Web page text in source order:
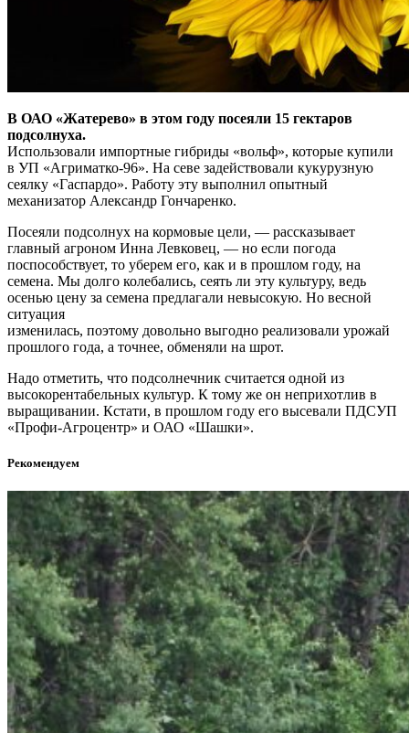
В ОАО «Жатерево» в этом году посеяли 15 гектаров
подсолнуха.
Использовали импортные гибриды «вольф», которые купили
в УП «Агриматко-96». На севе задействовали кукурузную
сеялку «Гаспардо». Работу эту выполнил опытный
механизатор Александр Гончаренко.
Посеяли подсолнух на кормовые цели, — рассказывает
главный агроном Инна Левковец, — но если погода
поспособствует, то уберем его, как и в прошлом году, на
семена. Мы долго колебались, сеять ли эту культуру, ведь
осенью цену за семена предлагали невысокую. Но весной
ситуация
изменилась, поэтому довольно выгодно реализовали урожай
прошлого года, а точнее, обменяли на шрот.
Надо отметить, что подсолнечник считается одной из
высокорентабельных культур. К тому же он неприхотлив в
выращивании. Кстати, в прошлом году его высевали ПДСУП
«Профи-Агроцентр» и ОАО «Шашки».
Рекомендуем